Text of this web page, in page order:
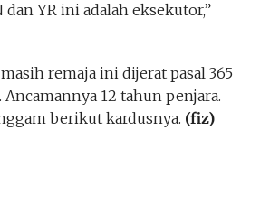
YR ini adalah eksekutor,”
remaja ini dijerat pasal 365
12 tahun penjara.
berikut kardusnya. (fiz)